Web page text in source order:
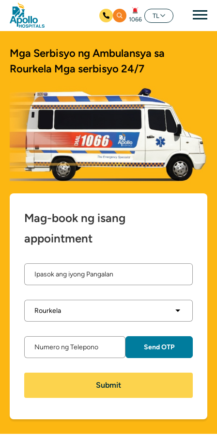
1066
TL
Mga Serbisyo ng Ambulansya sa
Rourkela Mga serbisyo 24/7
Mag-book ng isang
appointment